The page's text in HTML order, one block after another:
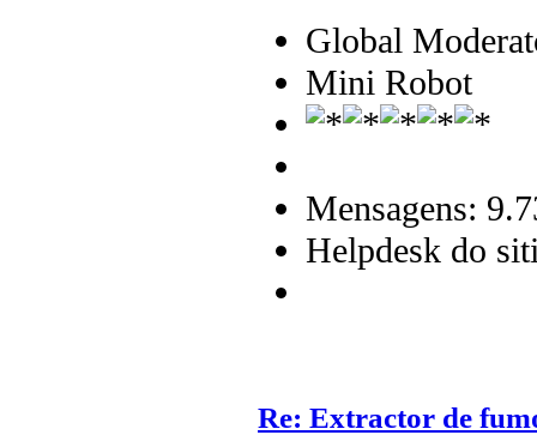
Global
Mini Robot
Mensagens:
Helpdesk do
Re: Extractor de